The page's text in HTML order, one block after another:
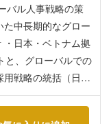
中長期的なグロー
日本・ベトナム拠
と、グローバルでの
戦略の統括（日本
外拠点におけるキ
・全社的な採用ブラ